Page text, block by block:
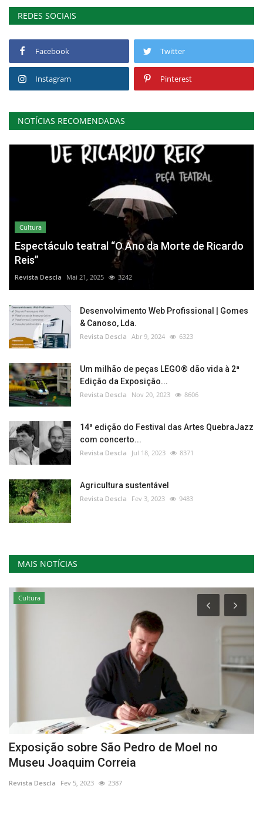
REDES SOCIAIS
Facebook Twitter
Instagram Pinterest
NOTÍCIAS RECOMENDADAS
Cultura
Espectáculo teatral “O Ano da Morte de Ricardo
Reis”
Revista Descla Mai 21, 2025 3242
Desenvolvimento Web Profissional | Gomes
& Canoso, Lda.
Revista Descla Abr 9, 2024 6323
Um milhão de peças LEGO® dão vida à 2ª
Edição da Exposição...
Revista Descla Nov 20, 2023 8606
14ª edição do Festival das Artes QuebraJazz
com concerto...
Revista Descla Jul 18, 2023 8371
Agricultura sustentável
Revista Descla Fev 3, 2023 9483
MAIS NOTÍCIAS
Cultura
Exposição sobre São Pedro de Moel no
Museu Joaquim Correia
Revista Descla Fev 5, 2023 2387